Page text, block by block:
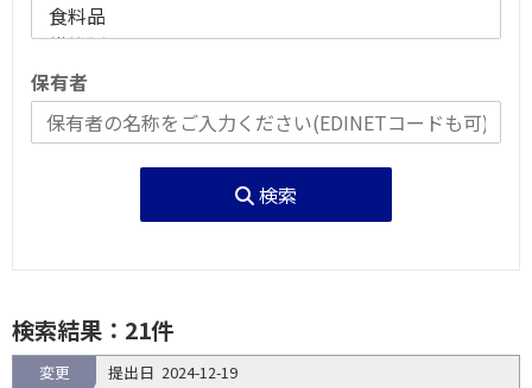
保有者
検索
検索結果：21件
2024-12-19
変更